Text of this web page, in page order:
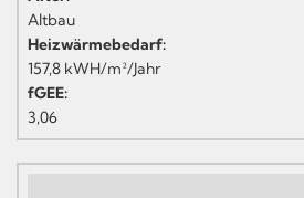
Altbau
Heizwärmebedarf:
157,8 kWH/m²/Jahr
fGEE:
3,06